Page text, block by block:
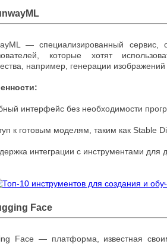
— специализированный сервис,
которые хотят
например, генерации
интерфейс без необходимости
к готовым моделям, таким как Stable
интеграции с инструментами для
Face
Face — платформа, известная